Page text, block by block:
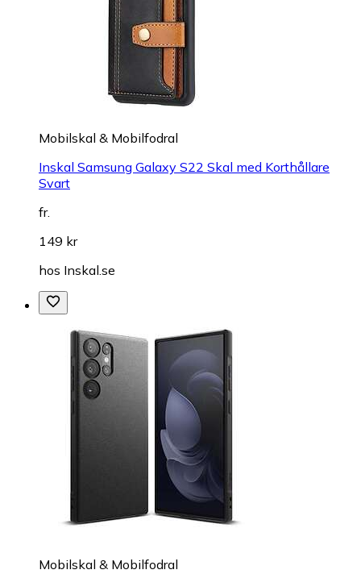
Mobilskal & Mobilfodral
Inskal Samsung Galaxy S22 Skal med Korthållare
Svart
fr.
149 kr
hos Inskal.se
Mobilskal & Mobilfodral